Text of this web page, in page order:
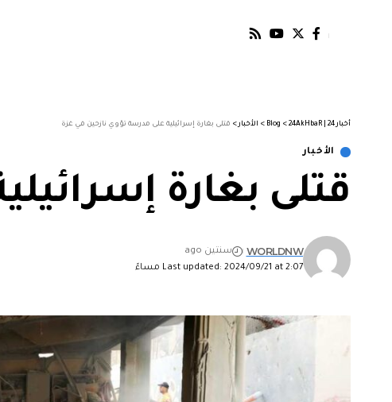
أخبار 24 | 24AkHbaR >
Blog
> الأخبار > قتلى بغارة إسرائيلية على مدرسة تؤوي نازحين في غزة
الأخبار
قتلى بغارة
Last updated: 2024/09/21 at 2:07 مساءً
WORLDNW
سنتين ago